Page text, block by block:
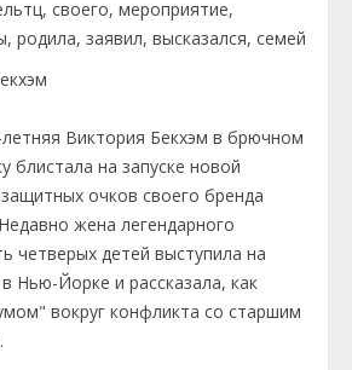
Виктория Бекхэм в брючном
блистала на запуске новой
очков своего бренда
жена легендарного
четверых детей выступила на
Нью-Йорке и рассказала, как
вокруг конфликта со старшим